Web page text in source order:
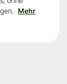
Mehr